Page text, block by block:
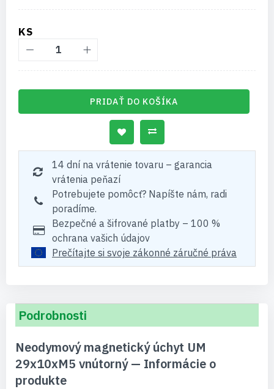
KS
PRIDAŤ DO KOŠÍKA
14 dní na vrátenie tovaru – garancia
vrátenia peňazí
Potrebujete pomôcť? Napíšte nám, radi
poradíme.
Bezpečné a šifrované platby – 100 %
ochrana vašich údajov
Prečítajte si svoje zákonné záručné práva
Podrobnosti
Neodymový magnetický úchyt UM
29x10xM5 vnútorný — Informácie o
produkte